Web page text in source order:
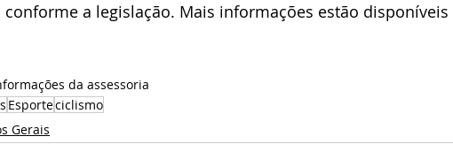
a legislação. Mais informações estão disponíveis
da assessoria
Esporteciclismo
Gerais